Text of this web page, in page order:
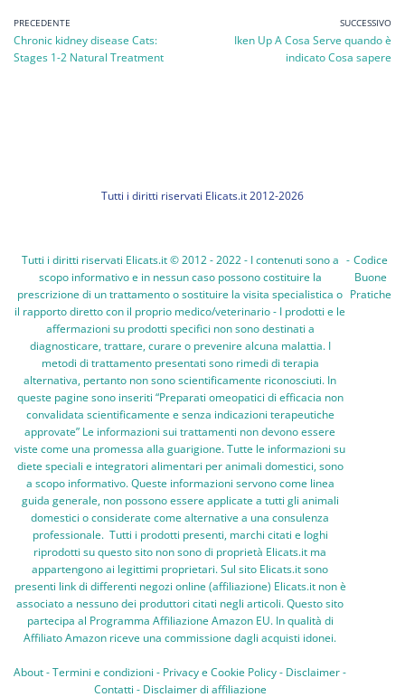
PRECEDENTE
Chronic kidney disease Cats:
Stages 1-2 Natural Treatment
SUCCESSIVO
Iken Up A Cosa Serve quando è
indicato Cosa sapere
Tutti i diritti riservati Elicats.it 2012-2026
Tutti i diritti riservati Elicats.it © 2012 - 2022 - I contenuti sono a
scopo informativo e in nessun caso possono costituire la
prescrizione di un trattamento o sostituire la visita specialistica o
il rapporto diretto con il proprio medico/veterinario - I prodotti e le
affermazioni su prodotti specifici non sono destinati a
diagnosticare, trattare, curare o prevenire alcuna malattia. I
metodi di trattamento presentati sono rimedi di terapia
alternativa, pertanto non sono scientificamente riconosciuti. In
queste pagine sono inseriti “Preparati omeopatici di efficacia non
convalidata scientificamente e senza indicazioni terapeutiche
approvate” Le informazioni sui trattamenti non devono essere
viste come una promessa alla guarigione. Tutte le informazioni su
diete speciali e integratori alimentari per animali domestici, sono
a scopo informativo. Queste informazioni servono come linea
guida generale, non possono essere applicate a tutti gli animali
domestici o considerate come alternative a una consulenza
professionale. Tutti i prodotti presenti, marchi citati e loghi
riprodotti su questo sito non sono di proprietà Elicats.it ma
appartengono ai legittimi proprietari. Sul sito Elicats.it sono
presenti link di differenti negozi online (affiliazione) Elicats.it non è
associato a nessuno dei produttori citati negli articoli. Questo sito
partecipa al Programma Affiliazione Amazon EU. In qualità di
Affiliato Amazon riceve una commissione dagli acquisti idonei.
About-Termini e condizioni - Privacy e Cookie Policy- Disclaimer-
Contatti - Disclaimer di affiliazione
- Codice
Buone
Pratiche